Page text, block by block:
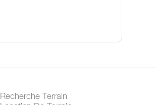
Recherche Terrain